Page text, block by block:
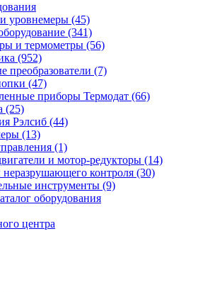
уровнемеры (45)
(341)
и термометры (56)
(952)
преобразователи (7)
(47)
приборы Термодат (66)
(25)
Рэлсиб (44)
(13)
(1)
и мотор-редукторы (14)
контроля (30)
инструменты (9)
оборудования
центра